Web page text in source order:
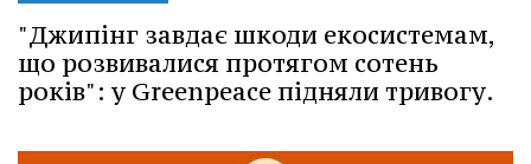
"Джипінг завдає шкоди екосистемам,
що розвивалися протягом сотень
років": у Greenpeace підняли тривогу.